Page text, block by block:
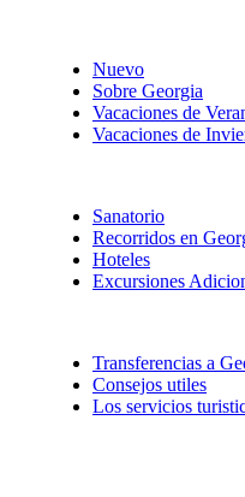
Nuevo
Sobre Georgia
Vacaciones de
Vacaciones de
Sanatorio
Recorridos en
Hoteles
Excursiones
Transferencias a
Consejos utiles
Los servicios